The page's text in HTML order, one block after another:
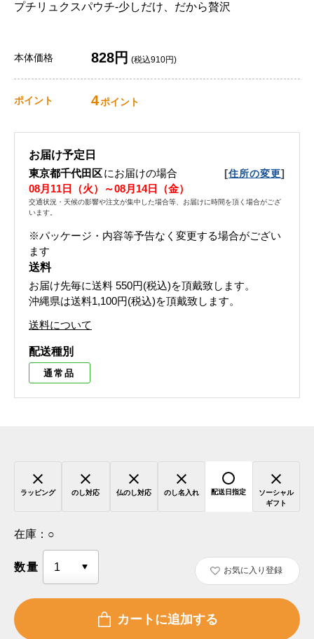
プチリュクスパウチ‐少しだけ、だから贅沢
本体価格 828円 (税込910円)
ポイント 4ポイント
お届け予定日
東京都千代田区にお届けの場合 [住所の変更]
08月11日（火）～08月14日（金）
交通状況・天候の影響や注文が集中した場合等、お届けに時間を頂く場合がござ
います。
※パッケージ・内容等予告なく変更する場合がござい
ます
送料
お届け先毎に送料 550円(税込)を頂戴致します。
沖縄県は送料1,100円(税込)を頂戴致します。
送料について
配送種別
通常品
ラッピング のし対応 仏のし対応 のし名入れ 配送日指定
ソーシャル
ギフト
在庫： ○
数量 お気に入り登録